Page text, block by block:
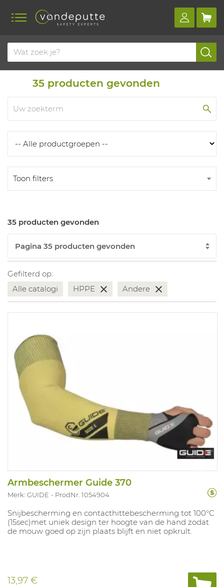
Home Producten
35 producten gevonden
Toon filters
35 producten gevonden
Gefilterd op:
Alle catalogi
HPPE Andere
Armbeschermer Guide 370
Merk: GUIDE ProdNr. 1054904
Snijbescherming en contacthittebescherming tot 100°C
(15sec)met uniek design ter hoogte van de hand zodat
de mouw goed op zijn plaats blijft en niet opkrult.
13,97 €